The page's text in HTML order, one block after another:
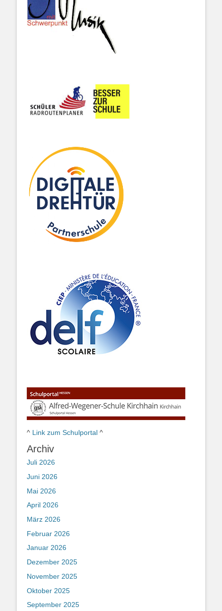
^ Link zum Schulportal ^
Archiv
Juli 2026
Juni 2026
Mai 2026
April 2026
März 2026
Februar 2026
Januar 2026
Dezember 2025
November 2025
Oktober 2025
September 2025